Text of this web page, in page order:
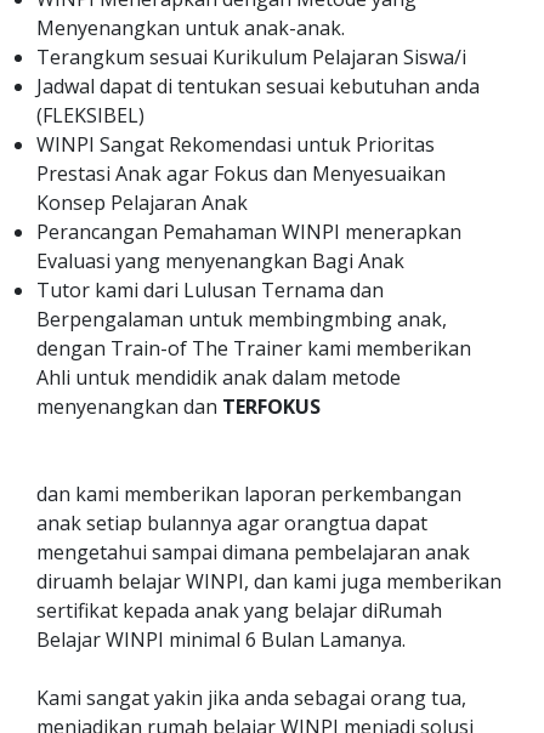
Menyenangkan untuk anak-anak.
Terangkum sesuai Kurikulum Pelajaran Siswa/i
Jadwal dapat di tentukan sesuai kebutuhan anda
(FLEKSIBEL)
WINPI Sangat Rekomendasi untuk Prioritas
Prestasi Anak agar Fokus dan Menyesuaikan
Konsep Pelajaran Anak
Perancangan Pemahaman WINPI menerapkan
Evaluasi yang menyenangkan Bagi Anak
Tutor kami dari Lulusan Ternama dan
Berpengalaman untuk membingmbing anak,
dengan Train-of The Trainer kami memberikan
Ahli untuk mendidik anak dalam metode
menyenangkan dan TERFOKUS
dan kami memberikan laporan perkembangan
anak setiap bulannya agar orangtua dapat
mengetahui sampai dimana pembelajaran anak
diruamh belajar WINPI, dan kami juga memberikan
sertifikat kepada anak yang belajar diRumah
Belajar WINPI minimal 6 Bulan Lamanya.
Kami sangat yakin jika anda sebagai orang tua,
menjadikan rumah belajar WINPI menjadi solusi